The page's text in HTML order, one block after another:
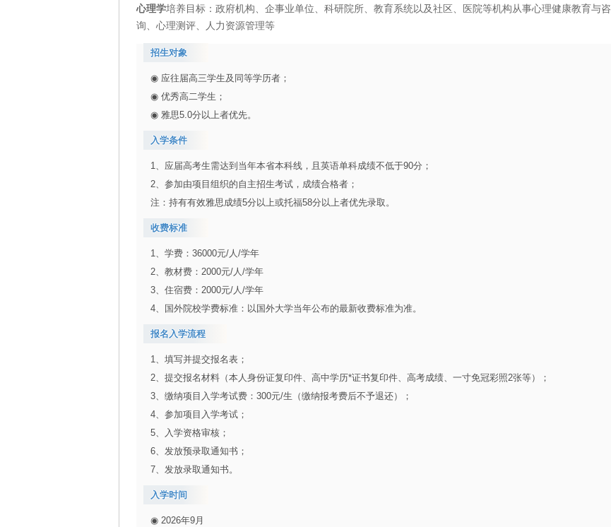
心理学培养目标：政府机构、企事业单位、科研院所、教育系统以及社区、医院等机构从事心理健康教育与咨
询、心理测评、人力资源管理等
招生对象
◉ 应往届高三学生及同等学历者；
◉ 优秀高二学生；
◉ 雅思5.0分以上者优先。
入学条件
1、应届高考生需达到当年本省本科线，且英语单科成绩不低于90分；
2、参加由项目组织的自主招生考试，成绩合格者；
注：持有有效雅思成绩5分以上或托福58分以上者优先录取。
收费标准
1、学费：36000元/人/学年
2、教材费：2000元/人/学年
3、住宿费：2000元/人/学年
4、国外院校学费标准：以国外大学当年公布的最新收费标准为准。
报名入学流程
1、填写并提交报名表；
2、提交报名材料（本人身份证复印件、高中学历*证书复印件、高考成绩、一寸免冠彩照2张等）；
3、缴纳项目入学考试费：300元/生（缴纳报考费后不予退还）；
4、参加项目入学考试；
5、入学资格审核；
6、发放预录取通知书；
7、发放录取通知书。
入学时间
◉ 2026年9月